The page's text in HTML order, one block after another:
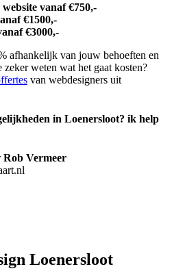
vanaf €750,-
€1500,-
€3000,-
afhankelijk van jouw behoeften en
weten wat het gaat kosten?
van webdesigners uit
in Loenersloot? ik help
Rob Vermeer
Loenersloot